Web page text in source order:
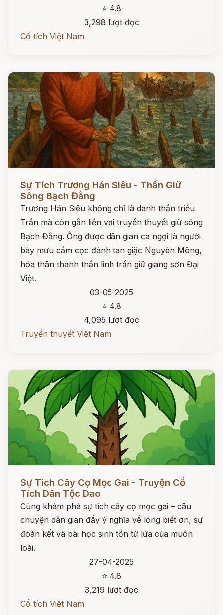
⭐ 4.8
3,298 lượt đọc
Cổ tích Việt Nam
Sự Tích Trương Hán Siêu - Thần Giữ
Sông Bạch Đằng
Trương Hán Siêu không chỉ là danh thần triều
Trần mà còn gắn liền với truyền thuyết giữ sông
Bạch Đằng. Ông được dân gian ca ngợi là người
bày mưu cắm cọc đánh tan giặc Nguyên Mông,
hóa thân thành thần linh trấn giữ giang sơn Đại
Việt.
03-05-2025
⭐ 4.8
4,095 lượt đọc
Truyền thuyết Việt Nam
Sự Tích Cây Cọ Mọc Gai - Truyện Cổ
Tích Dân Tộc Dao
Cùng khám phá sự tích cây cọ mọc gai – câu
chuyện dân gian đầy ý nghĩa về lòng biết ơn, sự
đoàn kết và bài học sinh tồn từ lửa của muôn
loài.
27-04-2025
⭐ 4.8
3,219 lượt đọc
Cổ tích Việt Nam